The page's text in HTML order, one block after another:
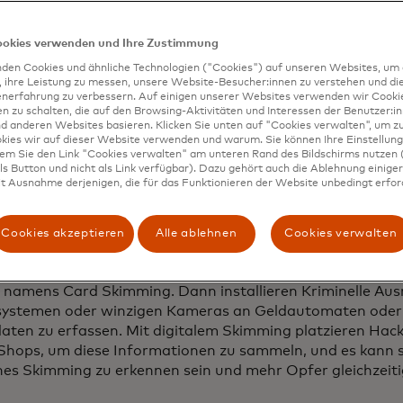
die Praxis, Glücksspiel oder andere Gewinne zu
Praxis, Kontonummern oder andere vertrauliche
illegale Zwecke zu vereinnahmen.
neue Form der Cyberkriminalität im Online-Handel.
die ihrem Alltag nachgehen, sei es bei der Buchung
Fluggesellschaft oder beim Kauf von Konzerttickets auf
man Digital Skimming, auch bekannt als E-Skimming,
oder Web-Skimming, und es ist die
namens Card Skimming. Dann installieren Kriminelle
oder winzigen Kameras an Geldautomaten
zu erfassen. Mit digitalem Skimming platzieren
um diese Informationen zu sammeln, und es kann
Skimming zu erkennen sein und mehr Opfer
verwenden und Ihre Zustimmung
Cookies und ähnliche Technologien ("Cookies") auf unseren Websites, um
ihre Leistung zu messen, unsere Website-Besucher:innen zu verstehen und die
zu verbessern. Auf einigen unserer Websites verwenden wir
zu schalten, die auf den Browsing-Aktivitäten und Interessen der
anderen Websites basieren. Klicken Sie unten auf "Cookies verwalten", um
wir auf dieser Website verwenden und warum. Sie können Ihre
Sie den Link "Cookies verwalten" am unteren Rand des Bildschirms nutzen
Button und nicht als Link verfügbar). Dazu gehört auch die Ablehnung
Ausnahme derjenigen, die für das Funktionieren der Website unbedingt
Cookies akzeptieren Alle ablehnen Cookies verwalten